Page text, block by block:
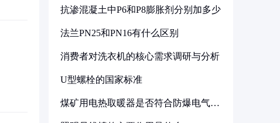
抗渗混凝土中P6和P8膨胀剂分别加多少
法兰PN25和PN16有什么区别
消费者对洗衣机的核心需求调研与分析
U型螺栓的国家标准
煤矿用电热取暖器是否符合防爆电气设